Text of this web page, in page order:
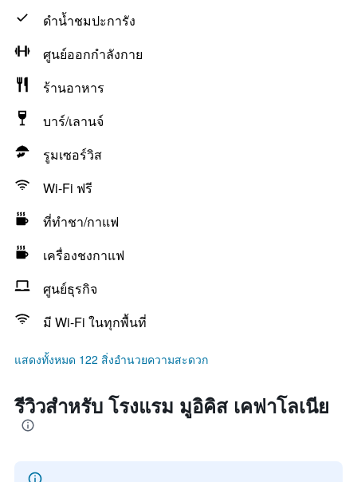
ดำน้ำชมปะการัง
ศูนย์ออกกำลังกาย
ร้านอาหาร
บาร์/เลานจ์
รูมเซอร์วิส
Wi-Fi ฟรี
ที่ทำชา/กาแฟ
เครื่องชงกาแฟ
ศูนย์ธุรกิจ
มี Wi-Fi ในทุกพื้นที่
แสดงทั้งหมด 122 สิ่งอำนวยความสะดวก
รีวิวสำหรับ โรงแรม มูอิคิส เคฟาโลเนีย